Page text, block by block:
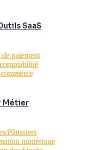
SaaS
paiement
Métier
Pâtissiers
numérique